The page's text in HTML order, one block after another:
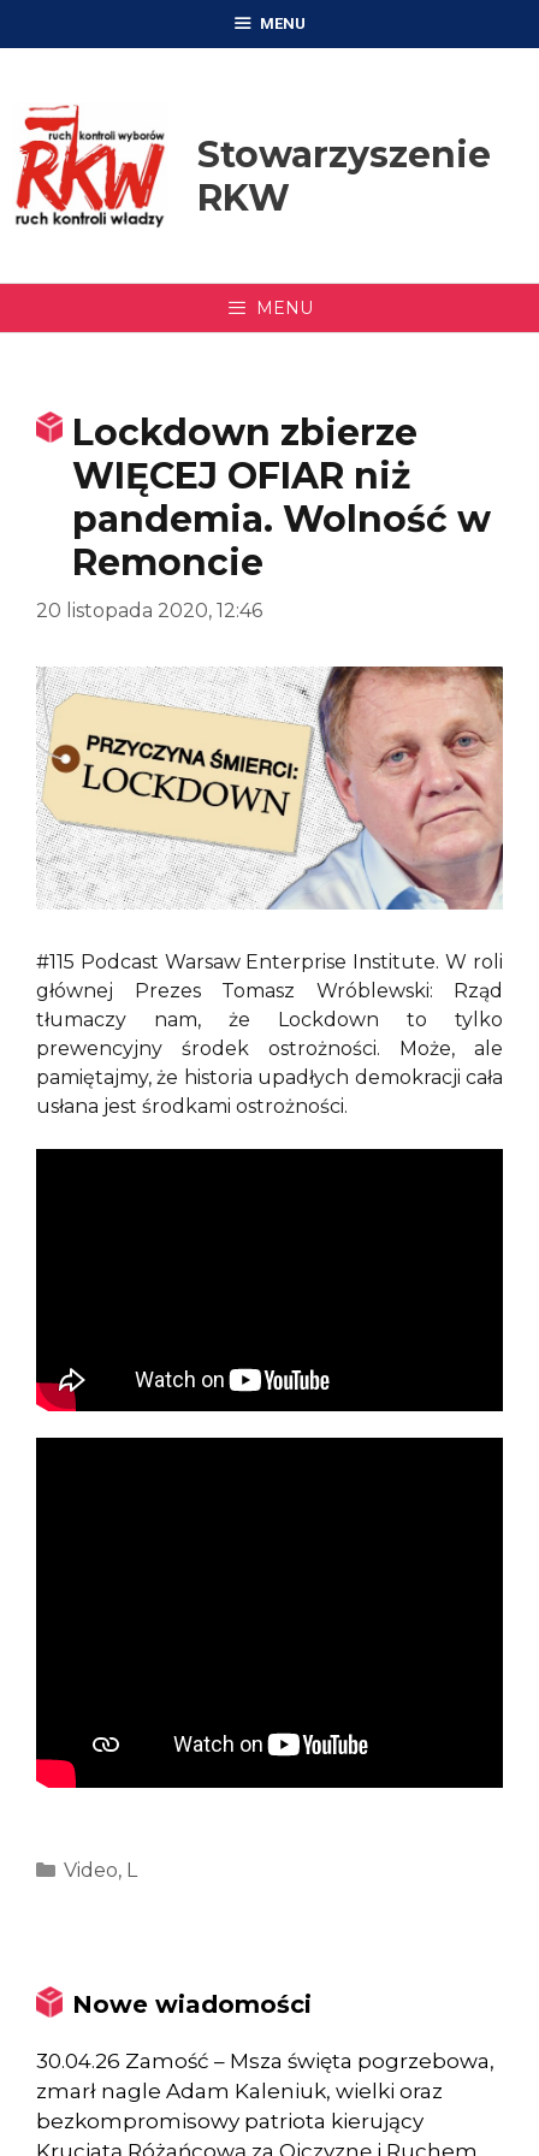
MENU
Stowarzyszenie
RKW
MENU
Lockdown zbierze
WIĘCEJ OFIAR niż
pandemia. Wolność w
Remoncie
20 listopada 2020, 12:46
#115 Podcast Warsaw Enterprise Institute. W roli
głównej Prezes Tomasz Wróblewski: Rząd
tłumaczy nam, że Lockdown to tylko
prewencyjny środek ostrożności. Może, ale
pamiętajmy, że historia upadłych demokracji cała
usłana jest środkami ostrożności.
Kategorie
Video, L
Nowe wiadomości
30.04.26 Zamość – Msza święta pogrzebowa,
zmarł nagle Adam Kaleniuk, wielki oraz
bezkompromisowy patriota kierujący
Krucjatą Różańcową za Ojczyznę i Ruchem